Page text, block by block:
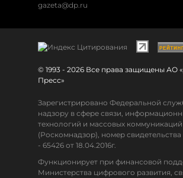
gazeta@dp.ru
© 1993 - 2026 Все права защищены АО
Пресс»
Зарегистрировано Федеральной
надзору в сфере связи,
технологий и массовых коммуникаций
(Роскомнадзор), номер
- 65426 от 18.04.2016г.
Функционирует при финансовой
Министерства цифрового развития,